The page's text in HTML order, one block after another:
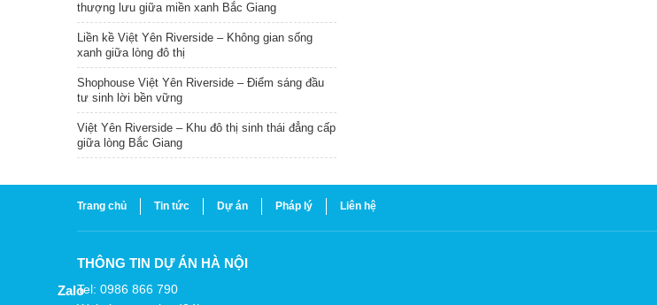
thượng lưu giữa miền xanh Bắc Giang
Liền kề Việt Yên Riverside – Không gian sống
xanh giữa lòng đô thị
Shophouse Việt Yên Riverside – Điểm sáng đầu
tư sinh lời bền vững
Việt Yên Riverside – Khu đô thị sinh thái đẳng cấp
giữa lòng Bắc Giang
Trang chủ Tin tức Dự án Pháp lý Liên hệ
THÔNG TIN DỰ ÁN HÀ NỘI
Tel: 0986 866 790
Zalo